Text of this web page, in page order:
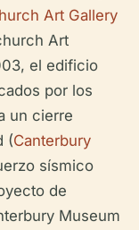
Art Gallery
Art
el edificio
por los
un cierre
(Canterbury
sísmico
de
Museum